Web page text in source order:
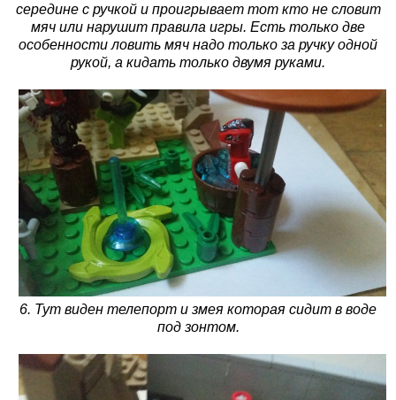
середине с ручкой и проигрывает тот кто не словит
мяч или нарушит правила игры. Есть только две
особенности ловить мяч надо только за ручку одной
рукой, а кидать только двумя руками.
6. Тут виден телепорт и змея которая сидит в воде
под зонтом.